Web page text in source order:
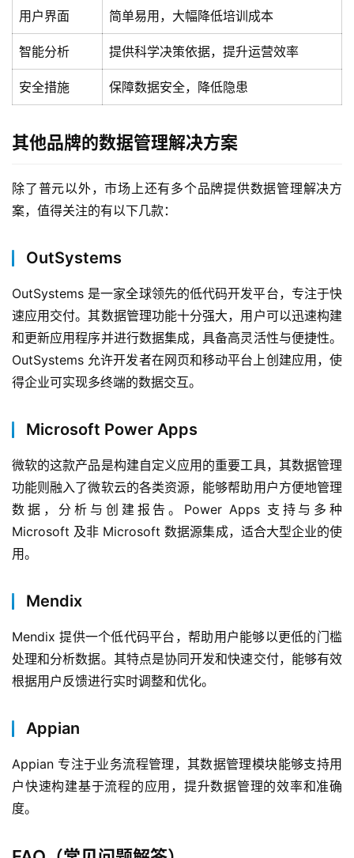
动
产
品
解
方
生
态
合
服
务
与
支
解
普
元
系
们
用户界面 简单易用，大幅降低培训成本
智能分析 提供科学决策依据，提升运营效率
安全措施 保障数据安全，降低隐患
其他品牌的数据管理解决方案
除了普元以外，市场上还有多个品牌提供数据管理解决方
案，值得关注的有以下几款：
OutSystems
OutSystems 是一家全球领先的低代码开发平台，专注于快
速应用交付。其数据管理功能十分强大，用户可以迅速构建
和更新应用程序并进行数据集成，具备高灵活性与便捷性。
OutSystems 允许开发者在网页和移动平台上创建应用，使
得企业可实现多终端的数据交互。
Microsoft Power Apps
微软的这款产品是构建自定义应用的重要工具，其数据管理
功能则融入了微软云的各类资源，能够帮助用户方便地管理
数据，分析与创建报告。Power Apps 支持与多种
Microsoft 及非 Microsoft 数据源集成，适合大型企业的使
用。
Mendix
Mendix 提供一个低代码平台，帮助用户能够以更低的门槛
处理和分析数据。其特点是协同开发和快速交付，能够有效
根据用户反馈进行实时调整和优化。
Appian
Appian 专注于业务流程管理，其数据管理模块能够支持用
户快速构建基于流程的应用，提升数据管理的效率和准确
度。